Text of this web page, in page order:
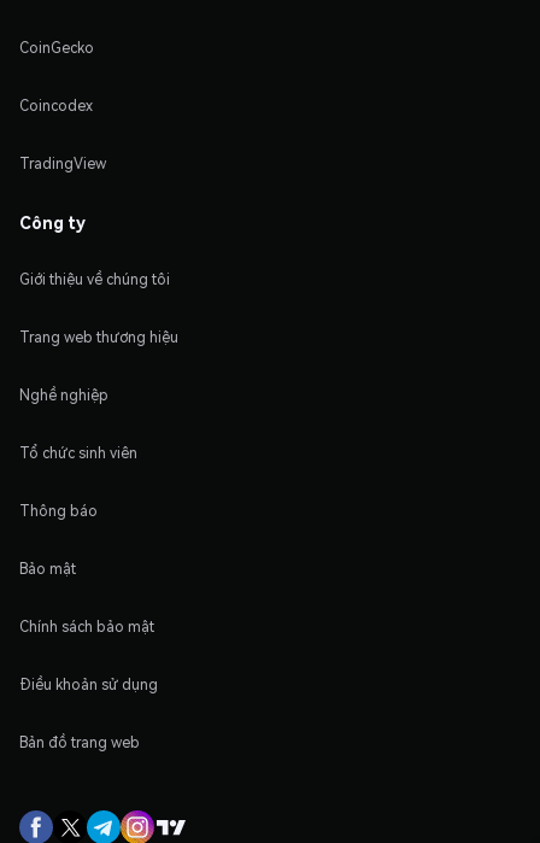
CoinGecko
Coincodex
TradingView
Công ty
Giới thiệu về chúng tôi
Trang web thương hiệu
Nghề nghiệp
Tổ chức sinh viên
Thông báo
Bảo mật
Chính sách bảo mật
Điều khoản sử dụng
Bản đồ trang web